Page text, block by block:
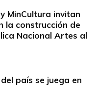
MinCultura invitan
la construcción de
Nacional Artes al
país se juega en